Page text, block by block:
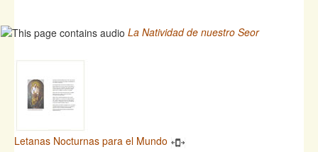
La Natividad de nuestro Seor
Letanas Nocturnas para el Mundo